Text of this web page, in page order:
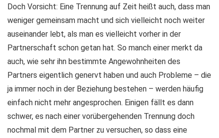
Doch Vorsicht: Eine Trennung auf Zeit heißt auch, dass man
weniger gemeinsam macht und sich vielleicht noch weiter
auseinander lebt, als man es vielleicht vorher in der
Partnerschaft schon getan hat. So manch einer merkt da
auch, wie sehr ihn bestimmte Angewohnheiten des
Partners eigentlich genervt haben und auch Probleme – die
ja immer noch in der Beziehung bestehen – werden häufig
einfach nicht mehr angesprochen. Einigen fällt es dann
schwer, es nach einer vorübergehenden Trennung doch
nochmal mit dem Partner zu versuchen, so dass eine